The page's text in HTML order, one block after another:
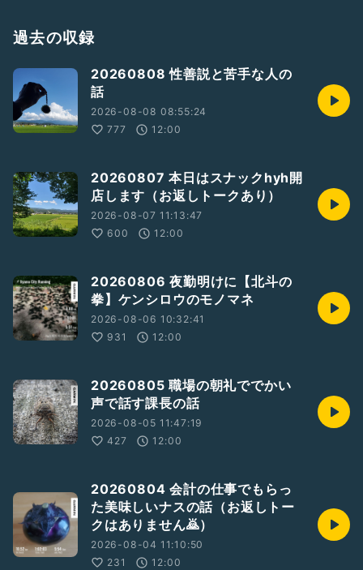
#hashuオープニング
#何の役にも立たない話
#オープニングクイズ
#アシックス虎走
#健康診断の報告
#体重と腹回り
#ファーストキス
#気に入ってると気になってるは全然違う
#そんなことされたら好きになっちゃうよ
過去の収録
20260808 性善説と苦手な人の
話
2026-08-08 08:55:24
777
12:00
20260807 本日はスナックhyh開
店します（お返しトークあり）
2026-08-07 11:13:47
600
12:00
20260806 夜勤明けに【北斗の
拳】ケンシロウのモノマネ
2026-08-06 10:32:41
931
12:00
20260805 職場の朝礼ででかい
声で話す課長の話
2026-08-05 11:47:19
427
12:00
20260804 会計の仕事でもらっ
た美味しいナスの話（お返しトー
クはありません🙇）
2026-08-04 11:10:50
231
12:00